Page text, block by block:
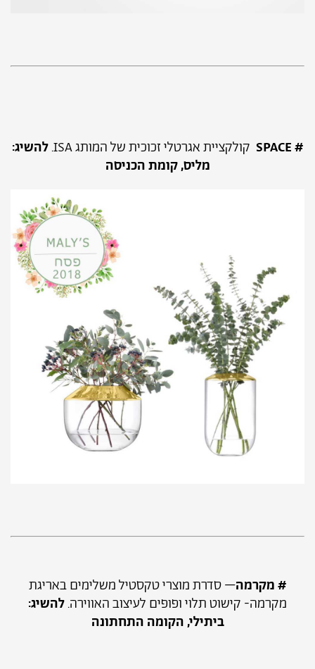
# SPACE קולקציית אגרטלי זכוכית של המותג ISA.
להשיג:
מליס, קומת הכניסה
# מקרמה– סדרת מוצרי טקסטיל משלימים באריגת
מקרמה- קישוט תלוי ופופים לעיצוב האווירה.להשיג:
ביתילי, הקומה התחתונה